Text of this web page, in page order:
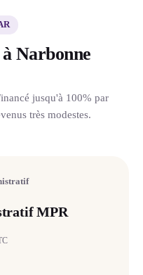
Narbonne
jusqu'à 100% par
très modestes.
MPR